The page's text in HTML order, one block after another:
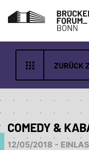
ZURÜCK
COMEDY &
12/05/2018 -